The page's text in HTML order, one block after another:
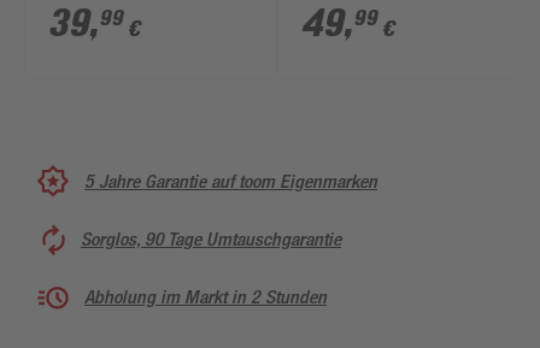
150 cm
39,99 €
180 cm
49,99 €
5 Jahre Garantie auf toom Eigenmarken
Sorglos, 90 Tage Umtauschgarantie
Abholung im Markt in 2 Stunden